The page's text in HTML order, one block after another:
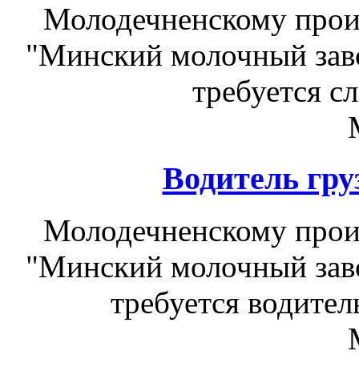
Молодечненскому
"Минский молочный
требуется
Водитель
Молодечненскому
"Минский молочный
требуется